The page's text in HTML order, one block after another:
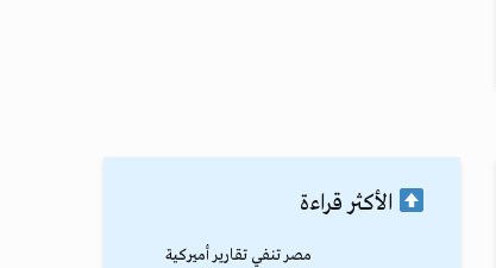
الأكثر قراءة
مصر تنفي تقارير أميركية